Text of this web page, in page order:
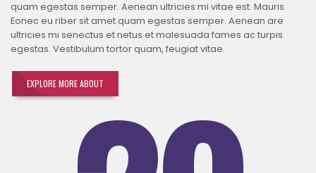
quam egestas semper. Aenean ultricies mi vitae est. Mauris
Eonec eu riber sit amet quam egestas semper. Aenean are
ultricies mi senectus et netus et malesuada fames ac turpis
egestas. Vestibulum tortor quam, feugiat vitae.
EXPLORE MORE ABOUT